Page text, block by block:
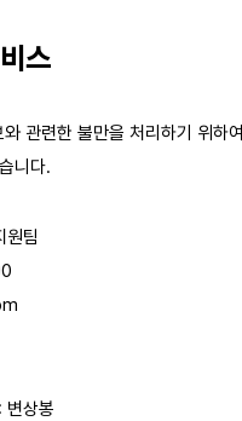
스
관련한 불만을 처리하기 위하
니다.
원팀
변상봉